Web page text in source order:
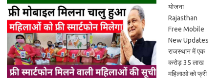
योजना
Rajasthan
Free Mobile
New Updates
राजस्थान में एक
करोड़ 35 लाख
महिलाओ को फ्री